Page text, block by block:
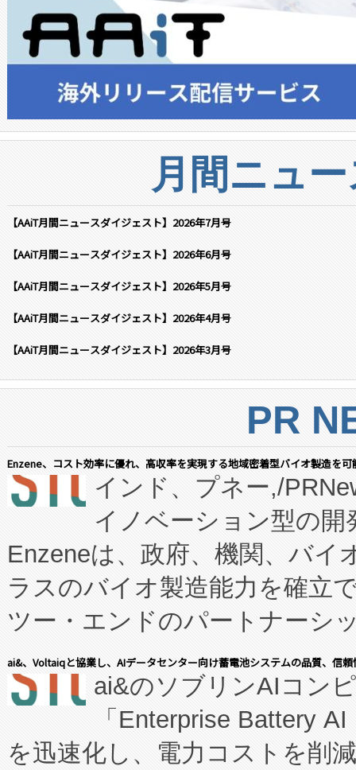
月間ニュ
【AAiT月間ニュースダイジェスト】2026年7月号
【AAiT月間ニュースダイジェスト】2026年6月号
【AAiT月間ニュースダイジェスト】2026年5月号
【AAiT月間ニュースダイジェスト】2026年4月号
【AAiT月間ニュースダイジェスト】2026年3月号
PR
Enzene、コスト効率に優れ、高収率を実現する地域密着型バイオ製造を
インド、プネー,/
イノベーション型の
Enzeneは、政府、機関、バイ
ラスのバイオ製造能力を確立
ツー・エンドのパートナーシ
表しました。 同社の実績ある
manufacturing™ (FCCM™) プ
たNeXは、バイオ医薬品製造
従来のフェッドバッチ施設の
ai&、Voltaiqと協業し、AIデータセンター向け蓄電池システムの品質、信
ai&のソブリンAIコン
「Enterprise Battery
を迅速化し、電力コストを削